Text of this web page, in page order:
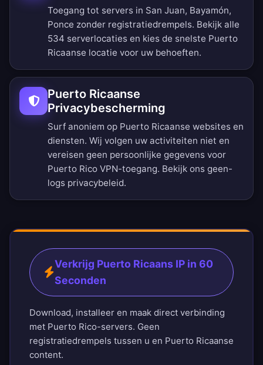
Toegang tot servers in San Juan, Bayamón,
Ponce zonder registratiedrempels. Bekijk alle
534 serverlocaties en kies de snelste Puerto
Ricaanse locatie voor uw behoeften.
Puerto Ricaanse
Privacybescherming
Surf anoniem op Puerto Ricaanse websites en
diensten. Wij volgen uw activiteiten niet en
vereisen geen persoonlijke gegevens voor
Puerto Rico VPN-toegang. Bekijk ons geen-
logs privacybeleid.
Verkrijg Puerto Ricaans IP in 60
Seconden
Download, installeer en maak direct verbinding
met Puerto Rico-servers. Geen
registratiedrempels tussen u en Puerto Ricaanse
content.